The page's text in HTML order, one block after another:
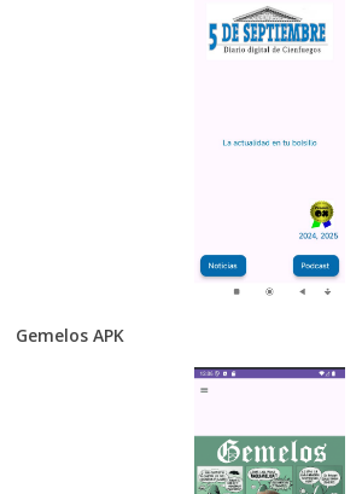
Gemelos APK